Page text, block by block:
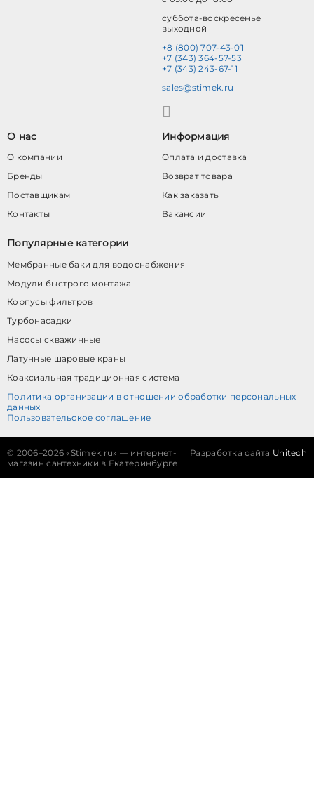
суббота-воскресенье
выходной
+8 (800) 707-43-01
+7 (343) 364-57-53
+7 (343) 243-67-11
sales@stimek.ru
О нас
О компании
Бренды
Поставщикам
Контакты
Информация
Оплата и доставка
Возврат товара
Как заказать
Вакансии
Популярные категории
Мембранные баки для водоснабжения
Модули быстрого монтажа
Корпусы фильтров
Турбонасадки
Насосы скважинные
Латунные шаровые краны
Коаксиальная традиционная система
Политика организации в отношении обработки персональных
данных
Пользовательское соглашение
© 2006–2026 «Stimek.ru» — интернет-
магазин сантехники в Екатеринбурге
Разработка сайта Unitech